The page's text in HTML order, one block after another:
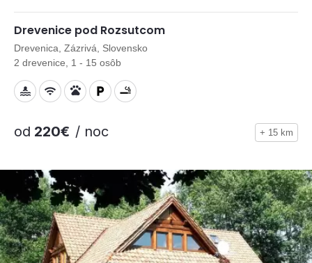
Drevenice pod Rozsutcom
Drevenica, Zázrivá, Slovensko
2 drevenice, 1 - 15 osôb
od 220€ / noc + 15 km